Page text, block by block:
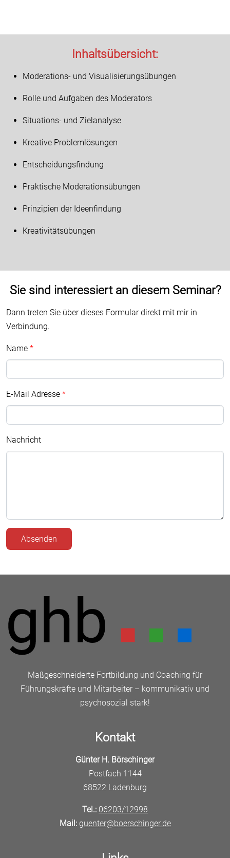
Inhaltsübersicht:
Moderations- und Visualisierungsübungen
Rolle und Aufgaben des Moderators
Situations- und Zielanalyse
Kreative Problemlösungen
Entscheidungsfindung
Praktische Moderationsübungen
Prinzipien der Ideenfindung
Kreativitätsübungen
Sie sind interessiert an diesem Seminar?
Dann treten Sie über dieses Formular direkt mit mir in
Verbindung.
Name
E-Mail Adresse
Nachricht
Absenden
Maßgeschneiderte Fortbildung und Coaching für
Führungskräfte und Mitarbeiter – kommunikativ und
psychosozial stark!
Kontakt
Günter H. Börschinger
Postfach 1144
68522 Ladenburg
Tel.: 06203/12998
Mail: guenter@boerschinger.de